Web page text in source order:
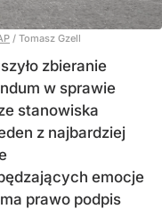
/ Tomasz Gzell
zbieranie
w sprawie
stanowiska
z najbardziej
emocje
prawo podpis